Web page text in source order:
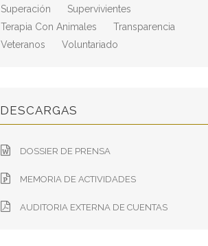
Superación
Supervivientes
Terapia Con Animales
Transparencia
Veteranos
Voluntariado
DESCARGAS
DOSSIER DE PRENSA
MEMORIA DE ACTIVIDADES
AUDITORIA EXTERNA DE CUENTAS